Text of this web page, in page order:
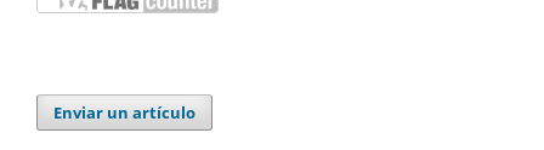
Enviar un artículo